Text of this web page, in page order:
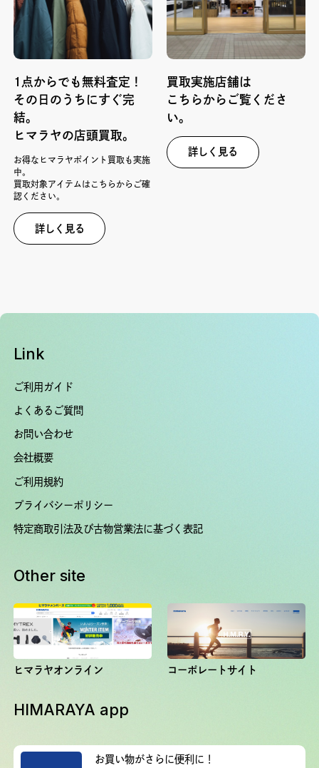
1点からでも無料査定！
その日のうちにすぐ完
結。
ヒマラヤの店頭買取。
お得なヒマラヤポイント買取も実施
中。
買取対象アイテムはこちらからご確
認ください。
詳しく見る
買取実施店舗は
こちらからご覧くださ
い。
詳しく見る
Link
ご利用ガイド
よくあるご質問
お問い合わせ
会社概要
ご利用規約
プライバシーポリシー
特定商取引法及び古物営業法に基づく表記
Other site
ヒマラヤオンライン コーポレートサイト
HIMARAYA app
お買い物がさらに便利に！